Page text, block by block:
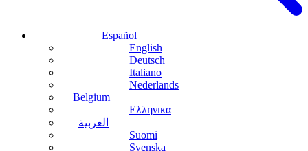
Español
English
Deutsch
Italiano
Nederlands
Belgium
Ελληνικα
العربية
Suomi
Svenska